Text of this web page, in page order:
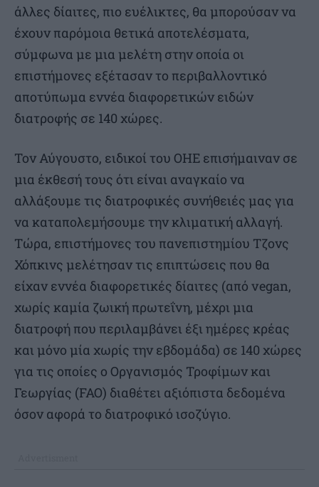
άλλες δίαιτες, πιο ευέλικτες, θα μπορούσαν να
έχουν παρόμοια θετικά αποτελέσματα,
σύμφωνα με μια μελέτη στην οποία οι
επιστήμονες εξέτασαν το περιβαλλοντικό
αποτύπωμα εννέα διαφορετικών ειδών
διατροφής σε 140 χώρες.
Τον Αύγουστο, ειδικοί του ΟΗΕ επισήμαιναν σε
μια έκθεσή τους ότι είναι αναγκαίο να
αλλάξουμε τις διατροφικές συνήθειές μας για
να καταπολεμήσουμε την κλιματική αλλαγή.
Τώρα, επιστήμονες του πανεπιστημίου Τζονς
Χόπκινς μελέτησαν τις επιπτώσεις που θα
είχαν εννέα διαφορετικές δίαιτες (από vegan,
χωρίς καμία ζωική πρωτεΐνη, μέχρι μια
διατροφή που περιλαμβάνει έξι ημέρες κρέας
και μόνο μία χωρίς την εβδομάδα) σε 140 χώρες
για τις οποίες ο Οργανισμός Τροφίμων και
Γεωργίας (FAO) διαθέτει αξιόπιστα δεδομένα
όσον αφορά το διατροφικό ισοζύγιο.